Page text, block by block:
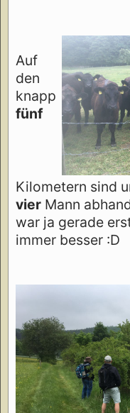
Auf
den
knapp
fünf
Kilometern sind
vier Mann
war ja gerade
immer besser :D